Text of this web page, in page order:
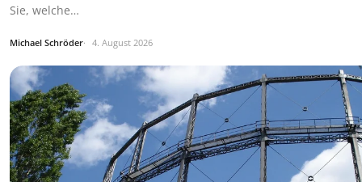
Sie, welche…
Michael Schröder 4. August 2026